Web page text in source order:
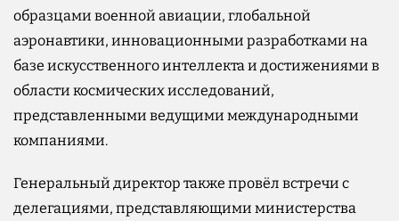
образцами военной авиации, глобальной
аэронавтики, инновационными разработками на
базе искусственного интеллекта и достижениями в
области космических исследований,
представленными ведущими международными
компаниями.
Генеральный директор также провёл встречи с
делегациями, представляющими министерства